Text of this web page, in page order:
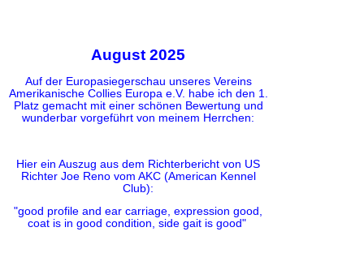
August 2025
Auf der Europasiegerschau unseres Vereins
Amerikanische Collies Europa e.V. habe ich den 1.
Platz gemacht mit einer schönen Bewertung und
wunderbar vorgeführt von meinem Herrchen:
Hier ein Auszug aus dem Richterbericht von US
Richter Joe Reno vom AKC (American Kennel
Club):
"good profile and ear carriage, expression good,
coat is in good condition, side gait is good"